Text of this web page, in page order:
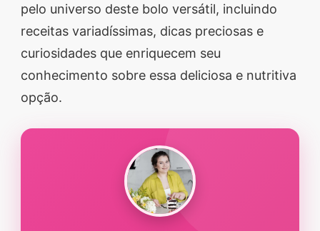
Transforme suas
refeições e inspire-se
agora mesmo!
pelo universo deste bolo versátil, incluindo
receitas variadíssimas, dicas preciosas e
curiosidades que enriquecem seu
conhecimento sobre essa deliciosa e nutritiva
opção.